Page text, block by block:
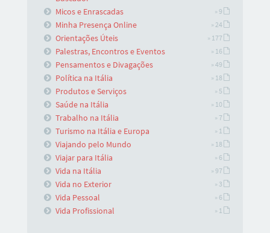
Micos e Enrascadas » 9
Minha Presença Online » 24
Orientações Úteis » 177
Palestras, Encontros e Eventos » 16
Pensamentos e Divagações » 49
Política na Itália » 18
Produtos e Serviços » 5
Saúde na Itália » 10
Trabalho na Itália » 7
Turismo na Itália e Europa » 1
Viajando pelo Mundo » 18
Viajar para Itália » 6
Vida na Itália » 97
Vida no Exterior » 3
Vida Pessoal » 6
Vida Profissional » 1